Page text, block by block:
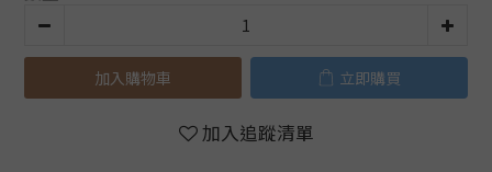
加入購物車 立即購買
加入追蹤清單